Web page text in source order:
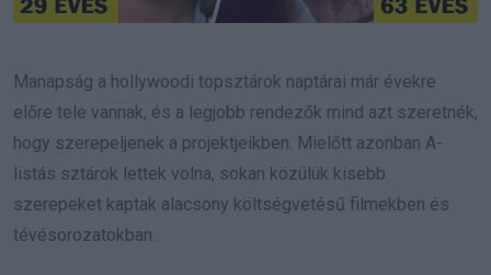
Manapság a hollywoodi topsztárok naptárai már évekre
előre tele vannak, és a legjobb rendezők mind azt szeretnék,
hogy szerepeljenek a projektjeikben. Mielőtt azonban A-
listás sztárok lettek volna, sokan közülük kisebb
szerepeket kaptak alacsony költségvetésű filmekben és
tévésorozatokban.